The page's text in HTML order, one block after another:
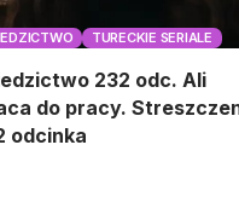
TURECKIE SERIALE
232 odc. Ali
do pracy.
odcinka